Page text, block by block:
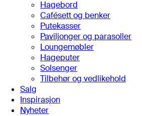
Hagebord
Cafésett og benker
Putekasser
Paviljonger og parasoller
Loungemøbler
Hageputer
Solsenger
Tilbehør og vedlikehold
Salg
Inspirasjon
Nyheter